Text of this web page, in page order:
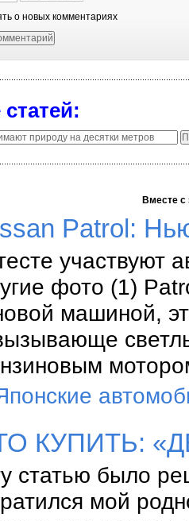
о новых комментариях
Вместе с
Patrol:
участвуют
фото (1)
машиной,
КУПИТЬ:
статью было
мой